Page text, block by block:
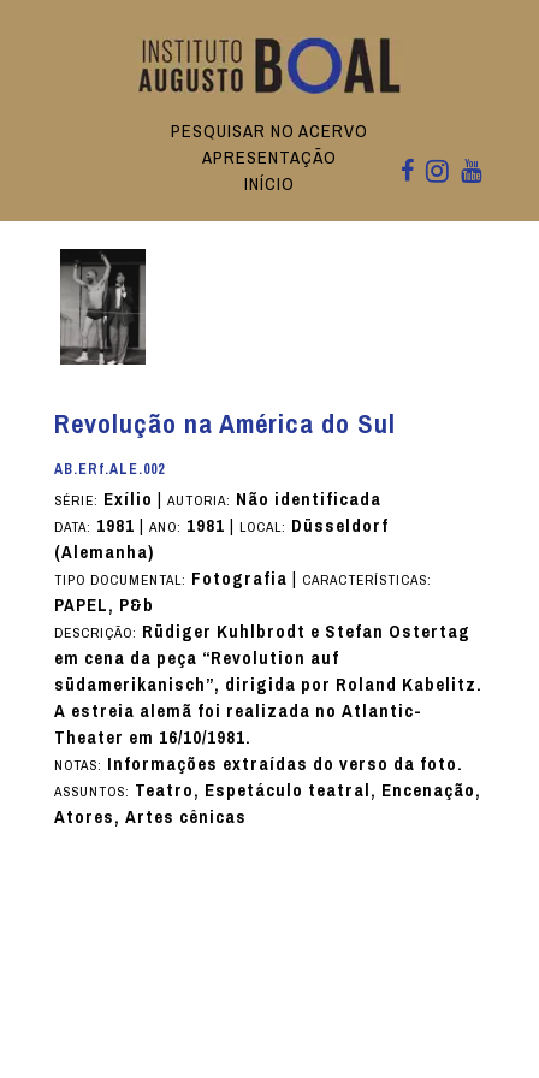
PESQUISAR NO ACERVO
APRESENTAÇÃO
INÍCIO
Revolução na América do Sul
AB.ERf.ALE.002
SÉRIE: Exílio | AUTORIA: Não identificada
DATA: 1981| ANO: 1981| LOCAL: Düsseldorf
(Alemanha)
TIPO DOCUMENTAL: Fotografia| CARACTERÍSTICAS:
PAPEL, P&b
DESCRIÇÃO: Rüdiger Kuhlbrodt e Stefan Ostertag
em cena da peça “Revolution auf
südamerikanisch”, dirigida por Roland Kabelitz.
A estreia alemã foi realizada no Atlantic-
Theater em 16/10/1981.
NOTAS: Informações extraídas do verso da foto.
ASSUNTOS: Teatro, Espetáculo teatral, Encenação,
Atores, Artes cênicas